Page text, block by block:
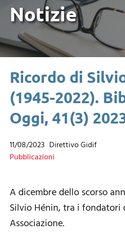
Notizie
Ricordo di
(1945-2022).
Oggi, 41(3)
11/08/2023 Direttivo Gidif
Pubblicazioni
A dicembre dello scorso
Silvio Hénin, tra i fondatori
Associazione.